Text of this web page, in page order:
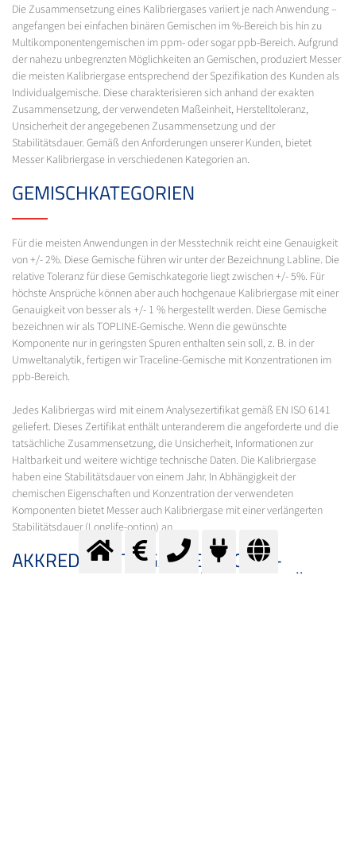
Die Zusammensetzung eines Kalibriergases variiert je nach Anwendung –
angefangen bei einfachen binären Gemischen im %-Bereich bis hin zu
Multikomponentengemischen im ppm- oder sogar ppb-Bereich. Aufgrund
der nahezu unbegrenzten Möglichkeiten an Gemischen, produziert Messer
die meisten Kalibriergase entsprechend der Spezifikation des Kunden als
Individualgemische. Diese charakterisieren sich anhand der exakten
Zusammensetzung, der verwendeten Maßeinheit, Herstelltoleranz,
Unsicherheit der angegebenen Zusammensetzung und der
Stabilitätsdauer. Gemäß den Anforderungen unserer Kunden, bietet
Messer Kalibriergase in verschiedenen Kategorien an.
GEMISCHKATEGORIEN
Für die meisten Anwendungen in der Messtechnik reicht eine Genauigkeit
von +/- 2%. Diese Gemische führen wir unter der Bezeichnung Labline. Die
relative Toleranz für diese Gemischkategorie liegt zwischen +/- 5%. Für
höchste Ansprüche können aber auch hochgenaue Kalibriergase mit einer
Genauigkeit von besser als +/- 1 % hergestellt werden. Diese Gemische
bezeichnen wir als TOPLINE-Gemische. Wenn die gewünschte
Komponente nur in geringsten Spuren enthalten sein soll, z. B. in der
Umweltanalytik, fertigen wir Traceline-Gemische mit Konzentrationen im
ppb-Bereich.
Jedes Kalibriergas wird mit einem Analysezertifikat gemäß EN ISO 6141
geliefert. Dieses Zertifikat enthält unteranderem die angeforderte und die
tatsächliche Zusammensetzung, die Unsicherheit, Informationen zur
Haltbarkeit und weitere wichtige technische Daten. Die Kalibriergase
haben eine Stabilitätsdauer von einem Jahr. In Abhängigkeit der
chemischen Eigenschaften und Konzentration der verwendeten
Komponenten bietet Messer auch Kalibriergase mit einer verlängerten
Stabilitätsdauer (Longlife-option) an.
AKKREDITIERTE GASGEMISCHE –
KALIBRIERGASE DER HÖCHSTEN GÜTE